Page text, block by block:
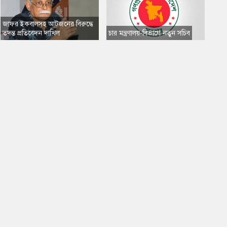
​জাফর ইকবালসহ আটজনের বিরুদ্ধে
তদন্ত প্রতিবেদন দাখিল
​চার মন্ত্রণালয়-বিভাগে নতুন সচিব